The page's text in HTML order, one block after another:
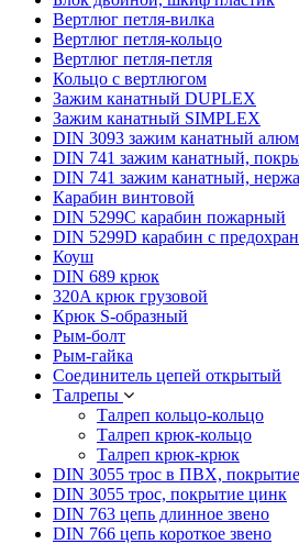
Вертлюг петля-вилка
Вертлюг петля-кольцо
Вертлюг петля-петля
Кольцо с вертлюгом
Зажим канатный DUPLEX
Зажим канатный SIMPLEX
DIN 3093 зажим канатный
DIN 741 зажим канатный,
DIN 741 зажим канатный,
Карабин винтовой
DIN 5299C карабин пожарный
DIN 5299D карабин с
Коуш
DIN 689 крюк
320A крюк грузовой
Крюк S-образный
Рым-болт
Рым-гайка
Соединитель цепей открытый
Талрепы
Талреп кольцо-кольцо
Талреп крюк-кольцо
Талреп крюк-крюк
DIN 3055 трос в ПВХ,
DIN 3055 трос, покрытие цинк
DIN 763 цепь длинное звено
DIN 766 цепь короткое звено